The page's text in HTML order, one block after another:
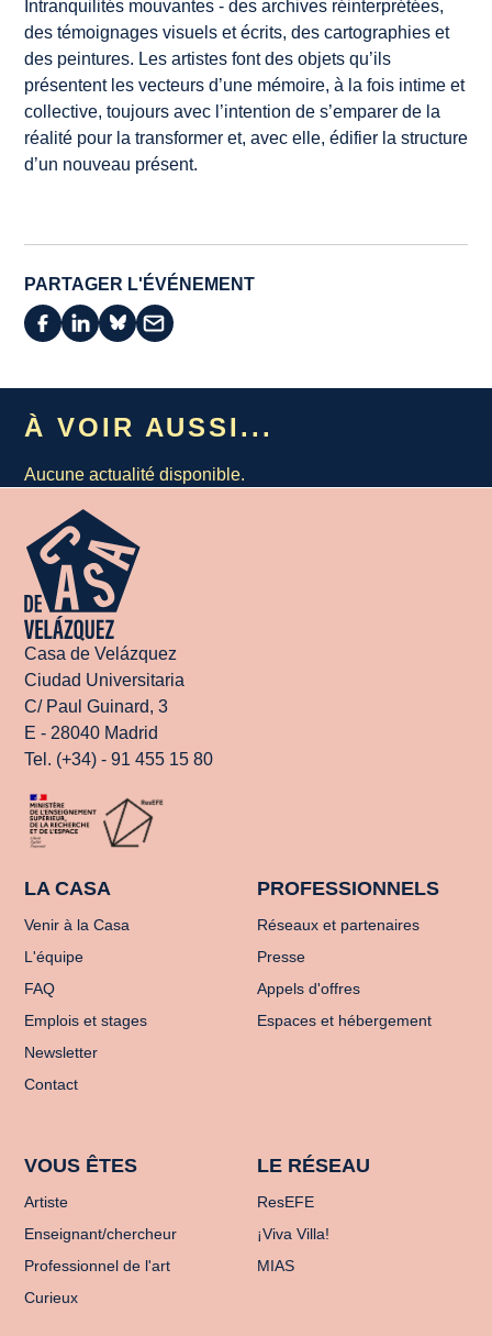
Intranquilités mouvantes - des archives réinterprétées,
des témoignages visuels et écrits, des cartographies et
des peintures. Les artistes font des objets qu’ils
présentent les vecteurs d’une mémoire, à la fois intime et
collective, toujours avec l’intention de s’emparer de la
réalité pour la transformer et, avec elle, édifier la structure
d’un nouveau présent.
PARTAGER L'ÉVÉNEMENT
À VOIR AUSSI...
Aucune actualité disponible.
Casa de Velázquez
Ciudad Universitaria
C/ Paul Guinard, 3
E - 28040 Madrid
Tel. (+34) - 91 455 15 80
LA CASA
Venir à la Casa
L'équipe
FAQ
Emplois et stages
Newsletter
Contact
PROFESSIONNELS
Réseaux et partenaires
Presse
Appels d'offres
Espaces et hébergement
VOUS ÊTES
Artiste
Enseignant/chercheur
Professionnel de l'art
Curieux
LE RÉSEAU
ResEFE
¡Viva Villa!
MIAS